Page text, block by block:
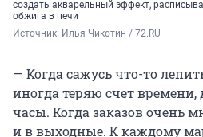
создать акварельный эффект,
обжига в печи
Источник: Илья Чикотин / 72.RU
— Когда сажусь что-то
иногда теряю счет
часы. Когда заказов очень
и в выходные. К каждому